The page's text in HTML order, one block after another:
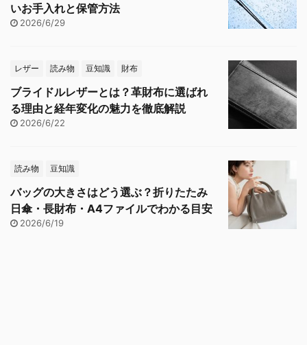
いお手入れと保管方法
2026/6/29
レザー 読み物 豆知識 財布
ブライドルレザーとは？革財布に選ばれ
る理由と経年変化の魅力を徹底解説
2026/6/22
読み物 豆知識
バッグの大きさはどう選ぶ？折りたたみ
日傘・長財布・A4ファイルでわかる目安
2026/6/19